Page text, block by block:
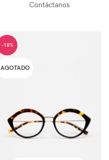
Contáctanos
-18%
AGOTADO